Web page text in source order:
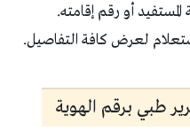
أو رقم إقامته.
لعرض كافة التفاصيل.
طبي برقم الهوية